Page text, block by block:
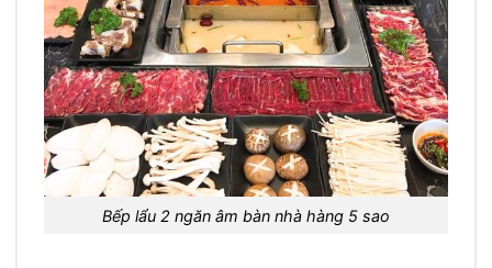
Bếp lẩu 2 ngăn âm bàn nhà hàng 5 sao